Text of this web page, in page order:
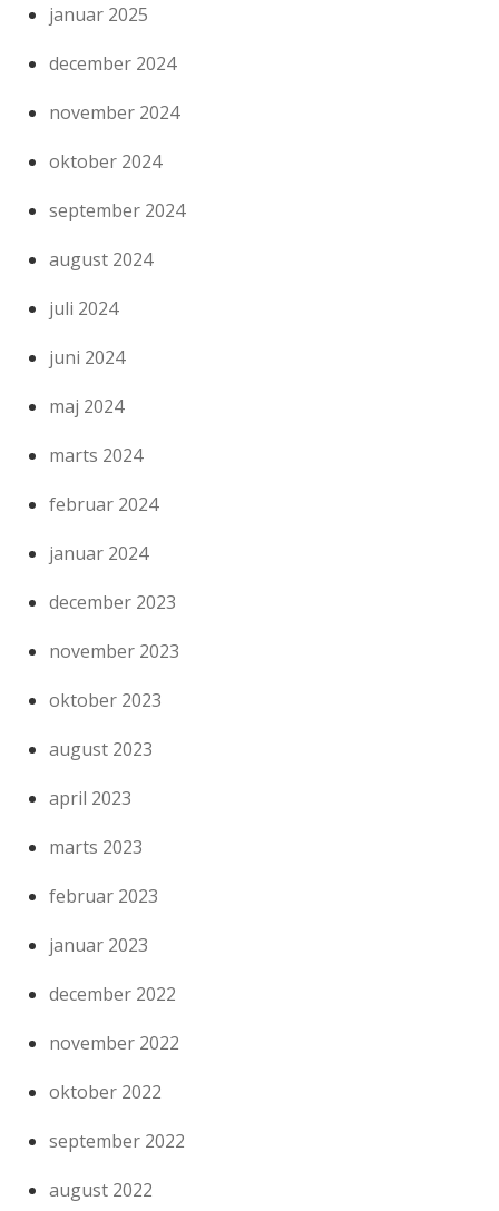
januar 2025
december 2024
november 2024
oktober 2024
september 2024
august 2024
juli 2024
juni 2024
maj 2024
marts 2024
februar 2024
januar 2024
december 2023
november 2023
oktober 2023
august 2023
april 2023
marts 2023
februar 2023
januar 2023
december 2022
november 2022
oktober 2022
september 2022
august 2022